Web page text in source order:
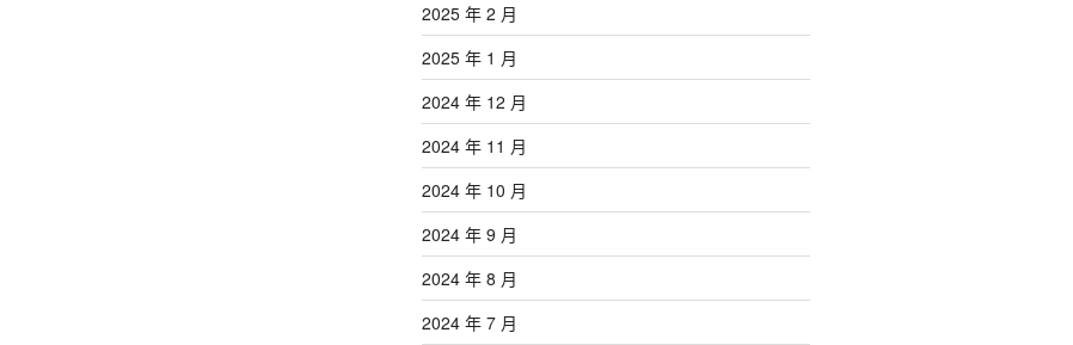
2025 年 2 月
2025 年 1 月
2024 年 12 月
2024 年 11 月
2024 年 10 月
2024 年 9 月
2024 年 8 月
2024 年 7 月